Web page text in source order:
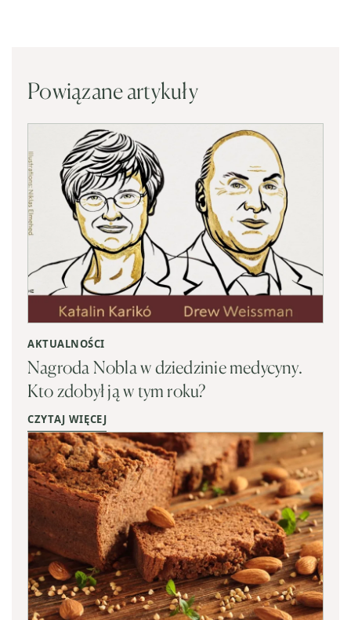
Powiązane artykuły
AKTUALNOŚCI
Nagroda Nobla w dziedzinie medycyny.
Kto zdobył ją w tym roku?
CZYTAJ WIĘCEJ